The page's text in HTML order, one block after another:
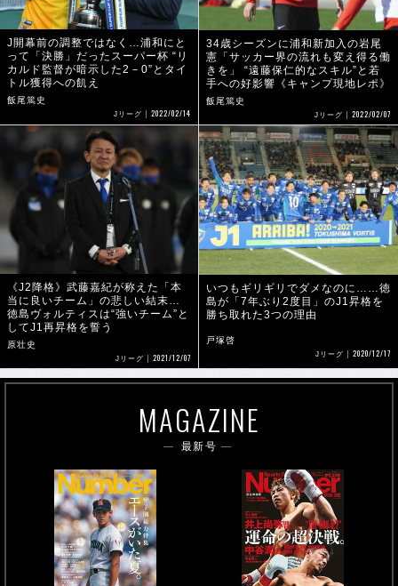
J開幕前の調整ではなく…浦和にと
って「決勝」だったスーパー杯 “リ
カルド監督が暗示した2－0”とタイ
トル獲得への飢え
飯尾篤史
Jリーグ 2022/02/14
34歳シーズンに浦和新加入の岩尾
憲「サッカー界の流れも変え得る働
きを」 “遠藤保仁的なスキル”と若
手への好影響《キャンプ現地レポ》
飯尾篤史
Jリーグ 2022/02/07
《J2降格》武藤嘉紀が称えた「本
当に良いチーム」の悲しい結末…
徳島ヴォルティスは“強いチーム”と
してJ1再昇格を誓う
原壮史
Jリーグ 2021/12/07
いつもギリギリでダメなのに……徳
島が「7年ぶり2度目」のJ1昇格を
勝ち取れた3つの理由
戸塚啓
Jリーグ 2020/12/17
MAGAZINE
最新号